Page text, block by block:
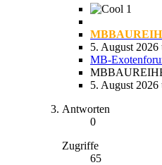
1
5. August 2026
MB-
5. August 2026
Antworten
0
Zugriffe
65